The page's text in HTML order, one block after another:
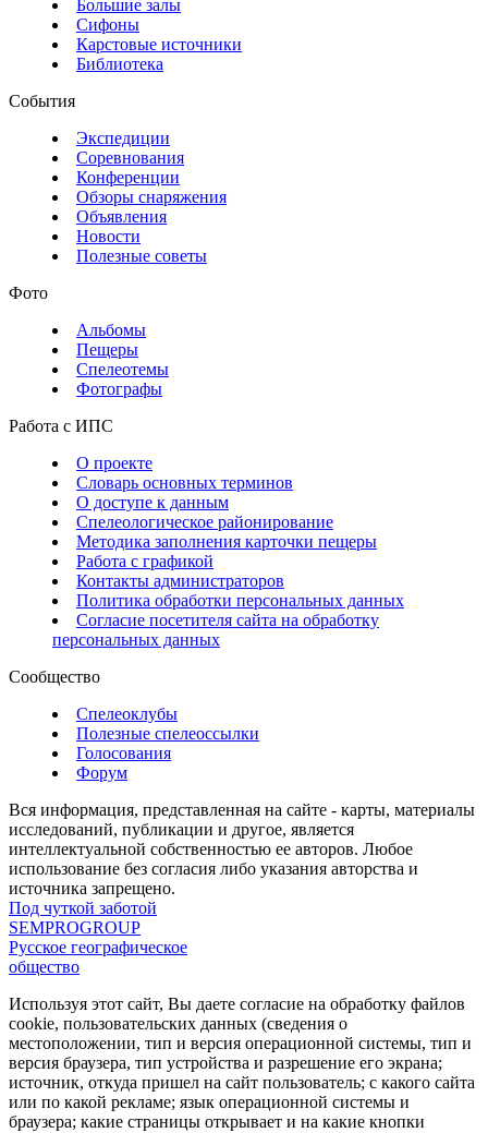
Большие залы
Сифоны
Карстовые источники
Библиотека
События
Экспедиции
Соревнования
Конференции
Обзоры снаряжения
Объявления
Новости
Полезные советы
Фото
Альбомы
Пещеры
Спелеотемы
Фотографы
Работа с ИПС
О проекте
Словарь основных терминов
О доступе к данным
Спелеологическое районирование
Методика заполнения карточки пещеры
Работа с графикой
Контакты администраторов
Политика обработки персональных данных
Согласие посетителя сайта на обработку
персональных данных
Сообщество
Спелеоклубы
Полезные спелеоссылки
Голосования
Форум
Вся информация, представленная на сайте - карты, материалы
исследований, публикации и другое, является
интеллектуальной собственностью ее авторов. Любое
использование без согласия либо указания авторства и
источника запрещено.
Под чуткой заботой
SEMPROGROUP
Русское географическое
общество
Используя этот сайт, Вы даете согласие на обработку файлов
cookie, пользовательских данных (сведения о
местоположении, тип и версия операционной системы, тип и
версия браузера, тип устройства и разрешение его экрана;
источник, откуда пришел на сайт пользователь; с какого сайта
или по какой рекламе; язык операционной системы и
браузера; какие страницы открывает и на какие кнопки